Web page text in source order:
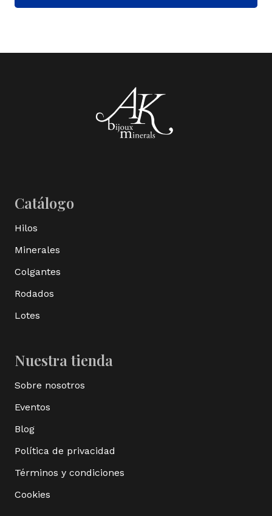
Catálogo
Hilos
Minerales
Colgantes
Rodados
Lotes
Nuestra tienda
Sobre nosotros
Eventos
Blog
Política de privacidad
Términos y condiciones
Cookies